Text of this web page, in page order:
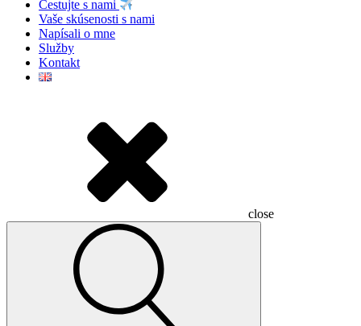
Cestujte s nami
Vaše skúsenosti s nami
Napísali o mne
Služby
Kontakt
close